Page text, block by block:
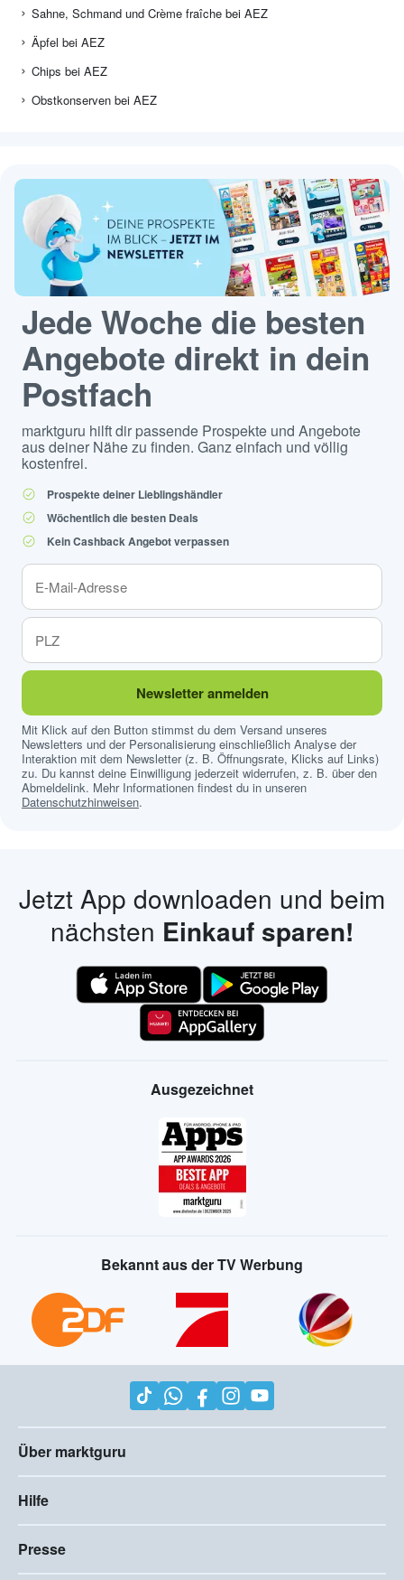
Sahne, Schmand und Crème fraîche bei AEZ
Äpfel bei AEZ
Chips bei AEZ
Obstkonserven bei AEZ
Jede Woche die besten
Angebote direkt in dein
Postfach
marktguru hilft dir passende Prospekte und Angebote
aus deiner Nähe zu finden. Ganz einfach und völlig
kostenfrei.
Prospekte deiner Lieblingshändler
Wöchentlich die besten Deals
Kein Cashback Angebot verpassen
Newsletter anmelden
Mit Klick auf den Button stimmst du dem Versand unseres
Newsletters und der Personalisierung einschließlich Analyse der
Interaktion mit dem Newsletter (z. B. Öffnungsrate, Klicks auf Links)
zu. Du kannst deine Einwilligung jederzeit widerrufen, z. B. über den
Abmeldelink. Mehr Informationen findest du in unseren
Datenschutzhinweisen.
Jetzt App downloaden und beim
nächsten Einkauf sparen!
Ausgezeichnet
Bekannt aus der TV Werbung
Über marktguru
Hilfe
Presse